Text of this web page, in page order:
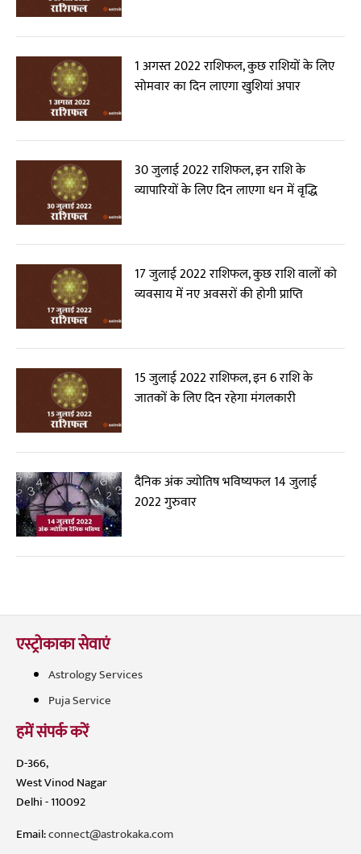
1 अगस्त 2022 राशिफल, कुछ राशियों के लिए
सोमवार का दिन लाएगा खुशियां अपार
30 जुलाई 2022 राशिफल, इन राशि के
व्यापारियों के लिए दिन लाएगा धन में वृद्धि
17 जुलाई 2022 राशिफल, कुछ राशि वालों को
व्यवसाय में नए अवसरों की होगी प्राप्ति
15 जुलाई 2022 राशिफल, इन 6 राशि के
जातकों के लिए दिन रहेगा मंगलकारी
दैनिक अंक ज्योतिष भविष्यफल 14 जुलाई
2022 गुरुवार
एस्ट्रोकाका सेवाएं
Astrology Services
Puja Service
हमें संपर्क करें
D-366,
West Vinod Nagar
Delhi - 110092
Email:connect@astrokaka.com